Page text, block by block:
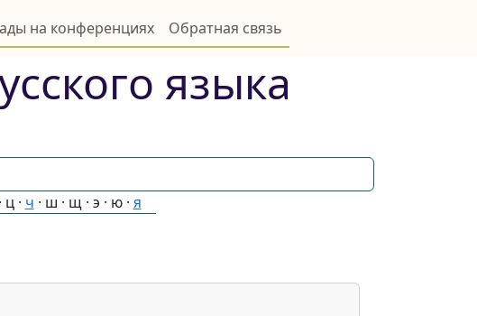
на конференциях Обратная связь
языка
ц· ч · ш · щ· э · ю· я